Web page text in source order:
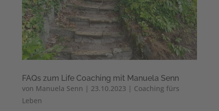
FAQs zum Life Coaching mit Manuela Senn
von Manuela Senn | 23.10.2023 | Coaching fürs
Leben